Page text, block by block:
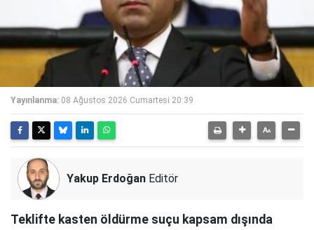
Yayınlanma: 08 Ağustos 2026 Cumartesi 20:39
Yakup Erdoğan Editör
Teklifte kasten öldürme suçu kapsam dışında